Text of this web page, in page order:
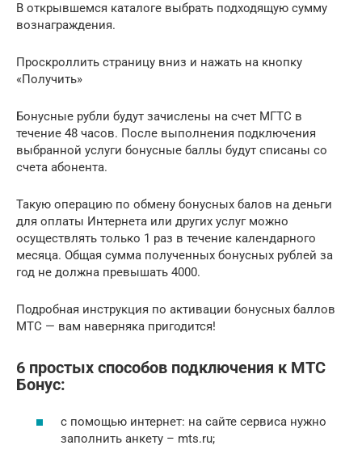
В открывшемся каталоге выбрать подходящую сумму
вознаграждения.
Проскроллить страницу вниз и нажать на кнопку
«Получить»
Бонусные рубли будут зачислены на счет МГТС в
течение 48 часов. После выполнения подключения
выбранной услуги бонусные баллы будут списаны со
счета абонента.
Такую операцию по обмену бонусных балов на деньги
для оплаты Интернета или других услуг можно
осуществлять только 1 раз в течение календарного
месяца. Общая сумма полученных бонусных рублей за
год не должна превышать 4000.
Подробная инструкция по активации бонусных баллов
МТС — вам наверняка пригодится!
6 простых способов подключения к МТС
Бонус:
с помощью интернет: на сайте сервиса нужно
заполнить анкету – mts.ru;